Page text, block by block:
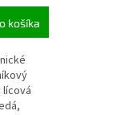
košíka
lícová